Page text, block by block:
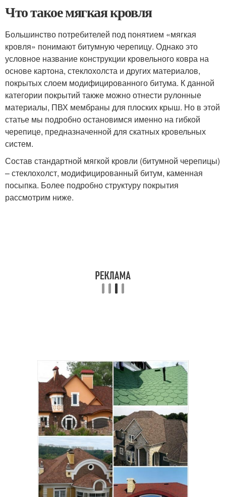
Что такое мягкая кровля
Большинство потребителей под понятием «мягкая
кровля» понимают битумную черепицу. Однако это
условное название конструкции кровельного ковра на
основе картона, стеклохолста и других материалов,
покрытых слоем модифицированного битума. К данной
категории покрытий также можно отнести рулонные
материалы, ПВХ мембраны для плоских крыш. Но в этой
статье мы подробно остановимся именно на гибкой
черепице, предназначенной для скатных кровельных
систем.
Состав стандартной мягкой кровли (битумной черепицы)
– стеклохолст, модифицированный битум, каменная
посыпка. Более подробно структуру покрытия
рассмотрим ниже.